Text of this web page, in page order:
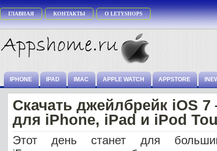
ГЛАВНАЯ КОНТАКТЫ О LETYSHOPS
IPHONE IPAD IMAC APPLE WATCH APPSTORE
Скачать джейлбрейк iOS
для iPhone, iPad и iPod
Этот день станет для